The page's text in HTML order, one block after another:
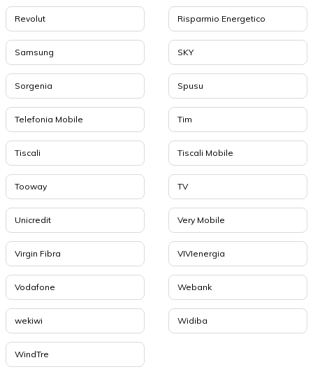
Revolut Risparmio Energetico
Samsung SKY
Sorgenia Spusu
Telefonia Mobile Tim
Tiscali Tiscali Mobile
Tooway TV
Unicredit Very Mobile
Virgin Fibra VIVIenergia
Vodafone Webank
wekiwi Widiba
WindTre